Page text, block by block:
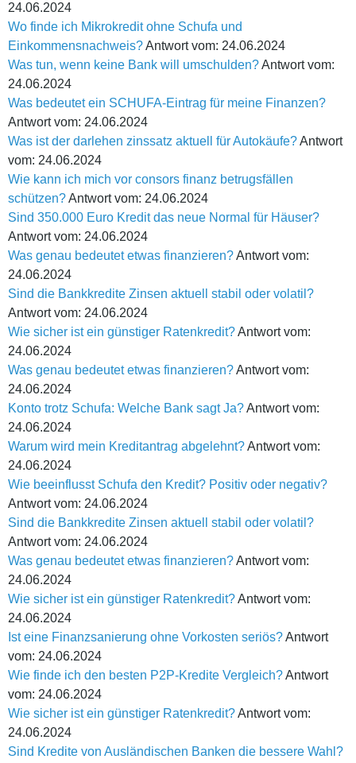
24.06.2024
Wo finde ich Mikrokredit ohne Schufa und
Einkommensnachweis?Antwort vom: 24.06.2024
Was tun, wenn keine Bank will umschulden?Antwort vom:
24.06.2024
Was bedeutet ein SCHUFA-Eintrag für meine Finanzen?
Antwort vom: 24.06.2024
Was ist der darlehen zinssatz aktuell für Autokäufe?Antwort
vom: 24.06.2024
Wie kann ich mich vor consors finanz betrugsfällen
schützen?Antwort vom: 24.06.2024
Sind 350.000 Euro Kredit das neue Normal für Häuser?
Antwort vom: 24.06.2024
Was genau bedeutet etwas finanzieren?Antwort vom:
24.06.2024
Sind die Bankkredite Zinsen aktuell stabil oder volatil?
Antwort vom: 24.06.2024
Wie sicher ist ein günstiger Ratenkredit?Antwort vom:
24.06.2024
Was genau bedeutet etwas finanzieren?Antwort vom:
24.06.2024
Konto trotz Schufa: Welche Bank sagt Ja?Antwort vom:
24.06.2024
Warum wird mein Kreditantrag abgelehnt?Antwort vom:
24.06.2024
Wie beeinflusst Schufa den Kredit? Positiv oder negativ?
Antwort vom: 24.06.2024
Sind die Bankkredite Zinsen aktuell stabil oder volatil?
Antwort vom: 24.06.2024
Was genau bedeutet etwas finanzieren?Antwort vom:
24.06.2024
Wie sicher ist ein günstiger Ratenkredit?Antwort vom:
24.06.2024
Ist eine Finanzsanierung ohne Vorkosten seriös?Antwort
vom: 24.06.2024
Wie finde ich den besten P2P-Kredite Vergleich?Antwort
vom: 24.06.2024
Wie sicher ist ein günstiger Ratenkredit?Antwort vom:
24.06.2024
Sind Kredite von Ausländischen Banken die bessere Wahl?